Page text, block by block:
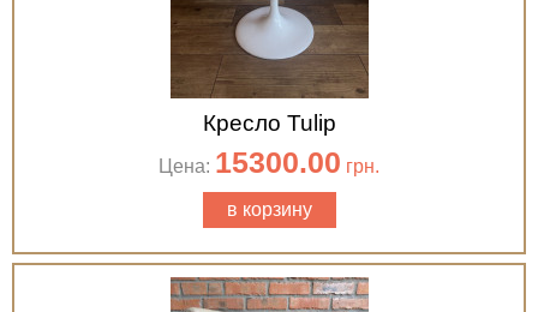
Кресло Tulip
Цена: 15300.00 грн.
в корзину